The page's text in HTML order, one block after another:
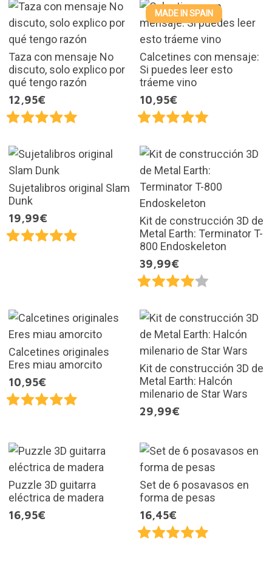
Taza con mensaje No
discuto, solo explico por
qué tengo razón
12,95€
MADE IN SPAIN
Calcetines con mensaje:
Si puedes leer esto
tráeme vino
10,95€
Sujetalibros original Slam
Dunk
19,99€
Kit de construcción 3D de
Metal Earth: Terminator T-
800 Endoskeleton
39,99€
Calcetines originales
Eres miau amorcito
10,95€
Kit de construcción 3D de
Metal Earth: Halcón
milenario de Star Wars
29,99€
Puzzle 3D guitarra
eléctrica de madera
16,95€
Set de 6 posavasos en
forma de pesas
16,45€